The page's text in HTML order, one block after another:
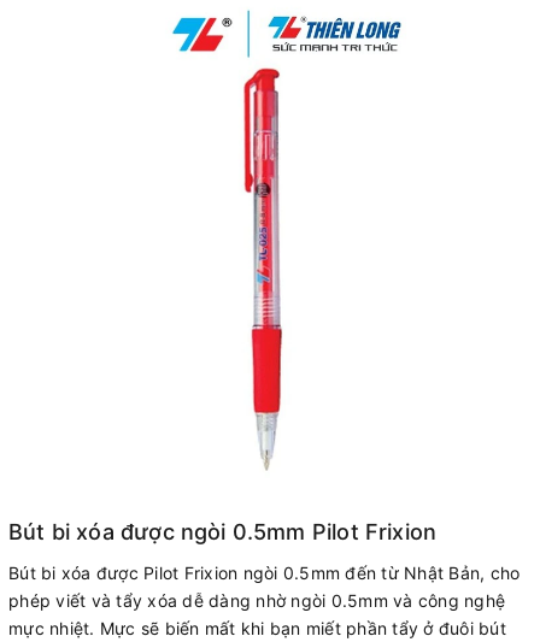
Bút bi xóa được ngòi 0.5mm Pilot Frixion
Bút bi xóa được Pilot Frixion ngòi 0.5mm đến từ Nhật Bản, cho
phép viết và tẩy xóa dễ dàng nhờ ngòi 0.5mm và công nghệ
mực nhiệt. Mực sẽ biến mất khi bạn miết phần tẩy ở đuôi bút